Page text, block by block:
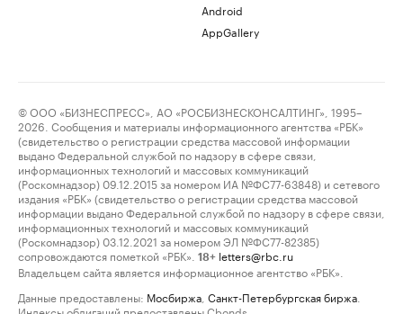
Android
AppGallery
© ООО «БИЗНЕСПРЕСС», АО «РОСБИЗНЕСКОНСАЛТИНГ», 1995–
2026. Сообщения и материалы информационного агентства «РБК»
(свидетельство о регистрации средства массовой информации
выдано Федеральной службой по надзору в сфере связи,
информационных технологий и массовых коммуникаций
(Роскомнадзор) 09.12.2015 за номером ИА №ФС77-63848) и сетевого
издания «РБК» (свидетельство о регистрации средства массовой
информации выдано Федеральной службой по надзору в сфере связи,
информационных технологий и массовых коммуникаций
(Роскомнадзор) 03.12.2021 за номером ЭЛ №ФС77-82385)
сопровождаются пометкой «РБК».
18+ letters@rbc.ru
Владельцем сайта является информационное агентство «РБК».
Данные предоставлены: Мосбиржа Санкт-Петербургская биржа